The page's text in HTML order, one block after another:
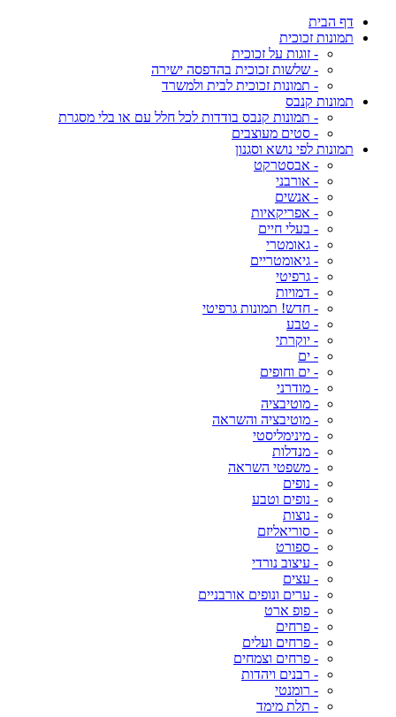
דף הבית
תמונות זכוכית
- זוגות על זכוכית
- שלשות זכוכית בהדפסה ישירה
- תמונות זכוכית לבית ולמשרד
תמונות קנבס
- תמונות קנבס בודדות לכל חלל עם או בלי מסגרת
- סטים מעוצבים
תמונות לפי נושא וסגנון
- אבסטרקט
- אורבני
- אנשים
- אפריקאיות
- בעלי חיים
- גאומטרי
- גיאומטריים
- גרפיטי
- דמויות
- חדש! תמונות גרפיטי
- טבע
- יוקרתי
- ים
- ים וחופים
- מודרני
- מוטיבציה
- מוטיבציה והשראה
- מינימליסטי
- מנדלות
- משפטי השראה
- נופים
- נופים וטבע
- נוצות
- סוריאליזם
- ספורט
- עיצוב נורדי
- עצים
- ערים ונופים אורבניים
- פופ ארט
- פרחים
- פרחים ועלים
- פרחים וצמחים
- רבנים ויהדות
- רומנטי
- תלת מימד